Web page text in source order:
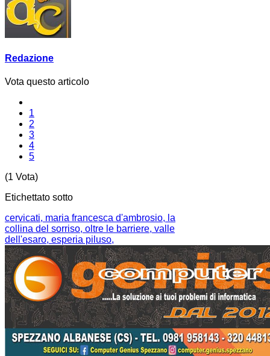
Redazione
Vota questo articolo
1
2
3
4
5
(1 Vota)
Etichettato sotto
cervicati, maria francesca d'ambrosio, la
collina del sorriso, oltre le barriere, valle
dell'esaro, esperia piluso,